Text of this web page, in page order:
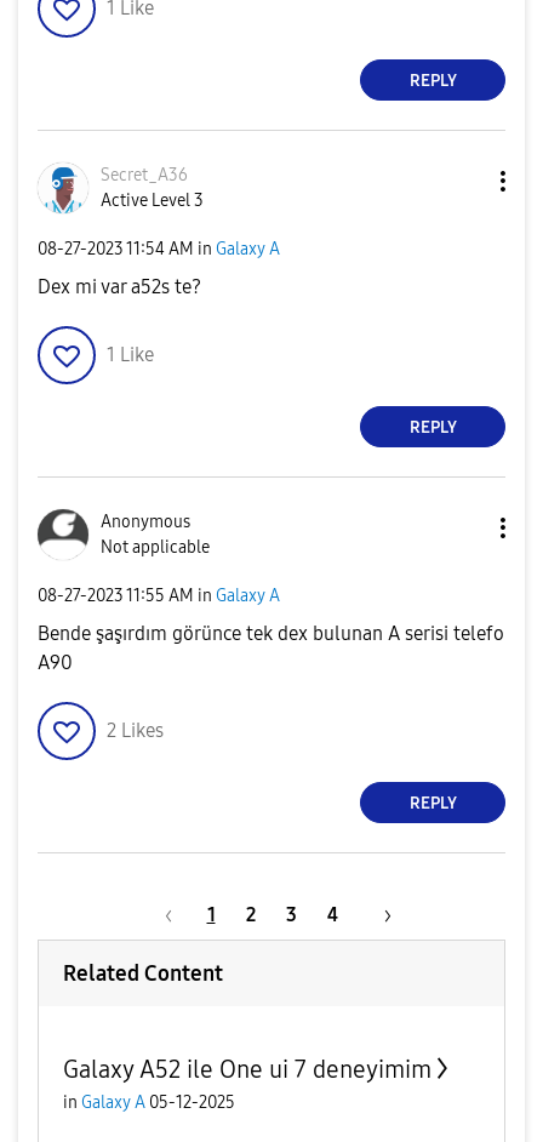
1 Like
REPLY
Secret_A36
Active Level 3
‎08-27-202311:54 AM in Galaxy A
Dex mi var a52s te?
1 Like
REPLY
Anonymous
Not applicable
‎08-27-202311:55 AM in Galaxy A
Bende şaşırdım görünce tek dex bulunan A serisi telefo
A90
2 Likes
REPLY
1 2 3 4
Related Content
Galaxy A52 ile One ui 7 deneyimim
in Galaxy A 05-12-2025